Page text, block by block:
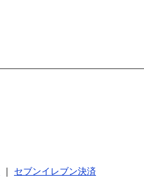
セブンイレブン決済